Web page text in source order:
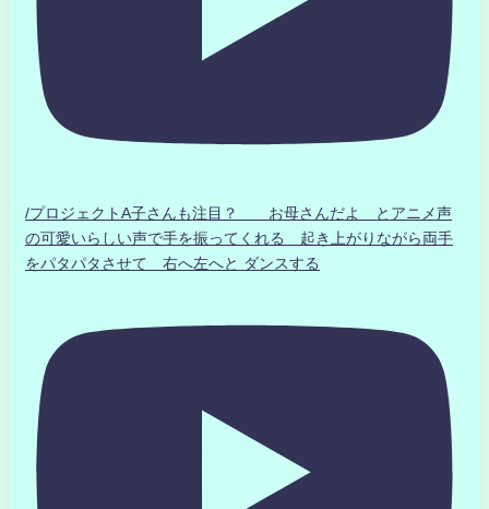
/プロジェクトA子さんも注目？ お母さんだよ とアニメ声
の可愛いらしい声で手を振ってくれる 起き上がりながら両手
をパタパタさせて 右へ左へと ダンスする